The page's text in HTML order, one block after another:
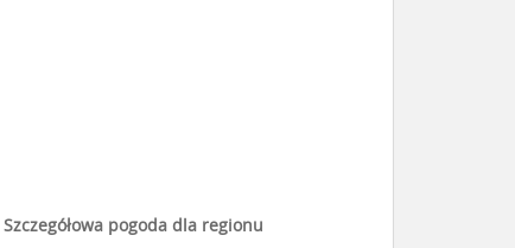
Szczegółowa pogoda dla regionu